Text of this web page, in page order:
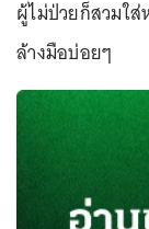
ผู้ไม่ป่วยก็สวมใ
ล้างมือบ่อยๆ